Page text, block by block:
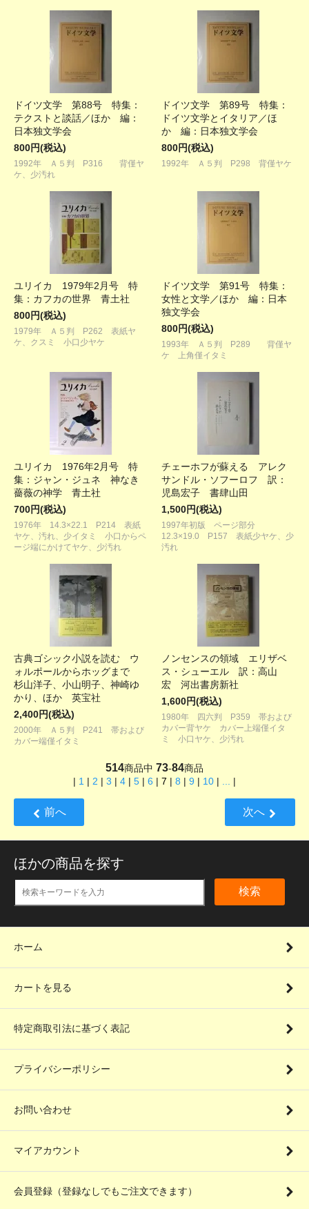
ドイツ文学 第88号 特集：
テクストと談話／ほか 編：
日本独文学会
800円(税込)
1992年 Ａ５判 P316 背僅ヤ
ケ、少汚れ
ドイツ文学 第89号 特集：
ドイツ文学とイタリア／ほ
か 編：日本独文学会
800円(税込)
1992年 Ａ５判 P298 背僅ヤケ
ユリイカ 1979年2月号 特
集：カフカの世界 青土社
800円(税込)
1979年 Ａ５判 P262 表紙ヤ
ケ、クスミ 小口少ヤケ
ドイツ文学 第91号 特集：
女性と文学／ほか 編：日本
独文学会
800円(税込)
1993年 Ａ５判 P289 背僅ヤ
ケ 上角僅イタミ
ユリイカ 1976年2月号 特
集：ジャン・ジュネ 神なき
薔薇の神学 青土社
700円(税込)
1976年 14.3×22.1 P214 表紙
ヤケ、汚れ、少イタミ 小口からペ
ージ端にかけてヤケ、少汚れ
チェーホフが蘇える アレク
サンドル・ソフーロフ 訳：
児島宏子 書肆山田
1,500円(税込)
1997年初版 ページ部分
12.3×19.0 P157 表紙少ヤケ、少
汚れ
古典ゴシック小説を読む ウ
ォルポールからホッグまで
杉山洋子、小山明子、神崎ゆ
かり、ほか 英宝社
2,400円(税込)
2000年 Ａ５判 P241 帯および
カバー端僅イタミ
ノンセンスの領域 エリザベ
ス・シューエル 訳：高山
宏 河出書房新社
1,600円(税込)
1980年 四六判 P359 帯および
カバー背ヤケ カバー上端僅イタ
ミ 小口ヤケ、少汚れ
514商品中 73-84商品
| 1 | 2 | 3 | 4 | 5 | 6 | 7 | 8 | 9 | 10 | ... |
前へ 次へ
ほかの商品を探す
検索
ホーム
カートを見る
特定商取引法に基づく表記
プライバシーポリシー
お問い合わせ
マイアカウント
会員登録（登録なしでもご注文できます）